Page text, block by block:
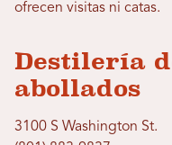
ofrecen visitas ni catas.
Destilería
abollados
3100 S Washington St.